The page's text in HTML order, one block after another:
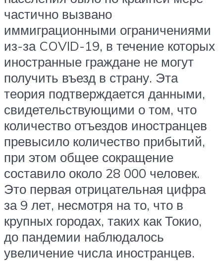
частично вызвано
иммиграционными ограничениями
из-за COVID-19, в течение которых
иностранные граждане не могут
получить въезд в страну. Эта
теория подтверждается данными,
свидетельствующими о том, что
количество отъездов иностранцев
превысило количество прибытий,
при этом общее сокращение
составило около 28 000 человек.
Это первая отрицательная цифра
за 9 лет, несмотря на то, что в
крупных городах, таких как Токио,
до пандемии наблюдалось
увеличение числа иностранцев.